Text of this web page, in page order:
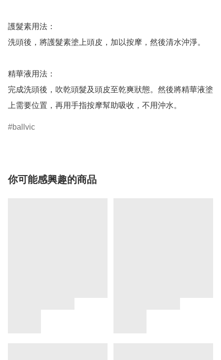
護髮素用法：
洗頭後，將護髮素塗上頭皮，加以按摩，然後清水沖淨。
精華液用法：
完成洗頭後，吹乾頭髮及頭皮至乾爽狀態。然後將精華液塗
上需要位置，再用手指按摩幫助吸收，不用沖水。
ballvic
你可能感興趣的商品